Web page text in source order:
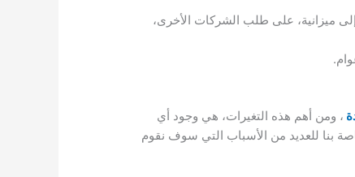
ميزانية، على طلب الشركات الأخرى،
، ومن أهم هذه التغيرات، هي وجود أي
بنا للعديد من الأسباب التي سوف نقوم